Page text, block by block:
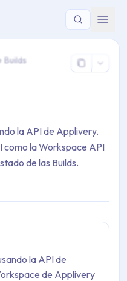
de Apps > API > Builds >
Builds
la API de Applivery.
como la Workspace API
de las Builds.
la API de
de Applivery